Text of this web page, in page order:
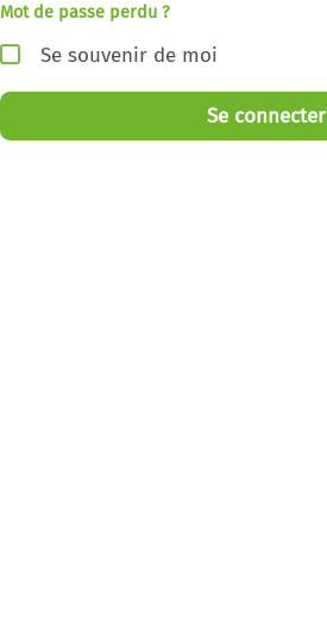
Mot de passe perdu ?
Se souvenir de moi
Se connecter